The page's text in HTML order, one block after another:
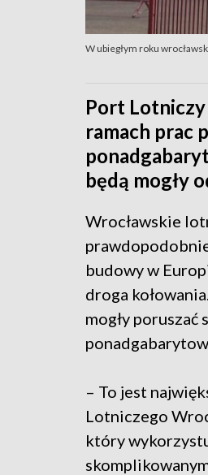
W ubiegłym roku
Port
ramach prac
będą mogły
Wrocławskie
budowy w
droga
mogły poruszać
– To jest
Lotniczego
który